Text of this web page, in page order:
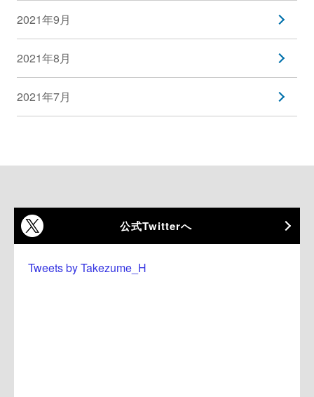
2021年9月
2021年8月
2021年7月
公式Twitterへ
Tweets by Takezume_H